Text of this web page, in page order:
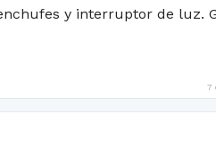
y interruptor de luz.
7